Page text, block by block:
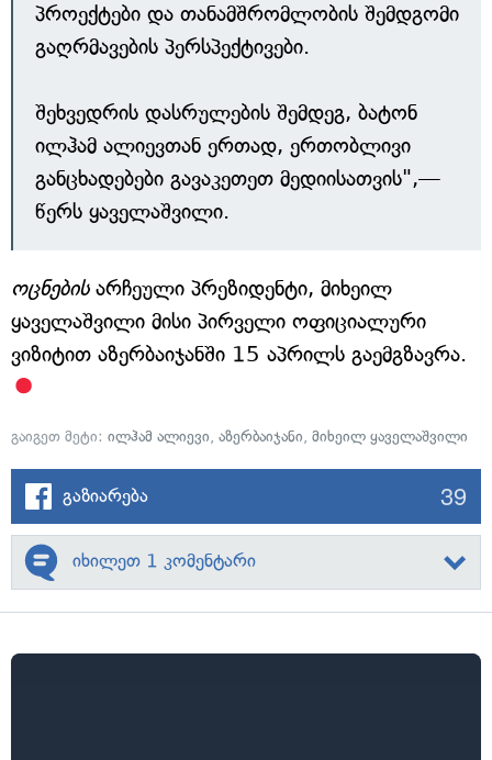
პროექტები და თანამშრომლობის შემდგომი
გაღრმავების პერსპექტივები.
შეხვედრის დასრულების შემდეგ, ბატონ
ილჰამ ალიევთან ერთად, ერთობლივი
განცხადებები გავაკეთეთ მედიისათვის",—
წერს ყაველაშვილი.
ოცნებისარჩეული პრეზიდენტი, მიხეილ
ყაველაშვილი მისი პირველი ოფიციალური
ვიზიტით აზერბაიჯანში 15 აპრილს გაემგზავრა.
გაიგეთ მეტი: ილჰამ ალიევი, აზერბაიჯანი, მიხეილ ყაველაშვილი
გაზიარება 39
იხილეთ 1 კომენტარი